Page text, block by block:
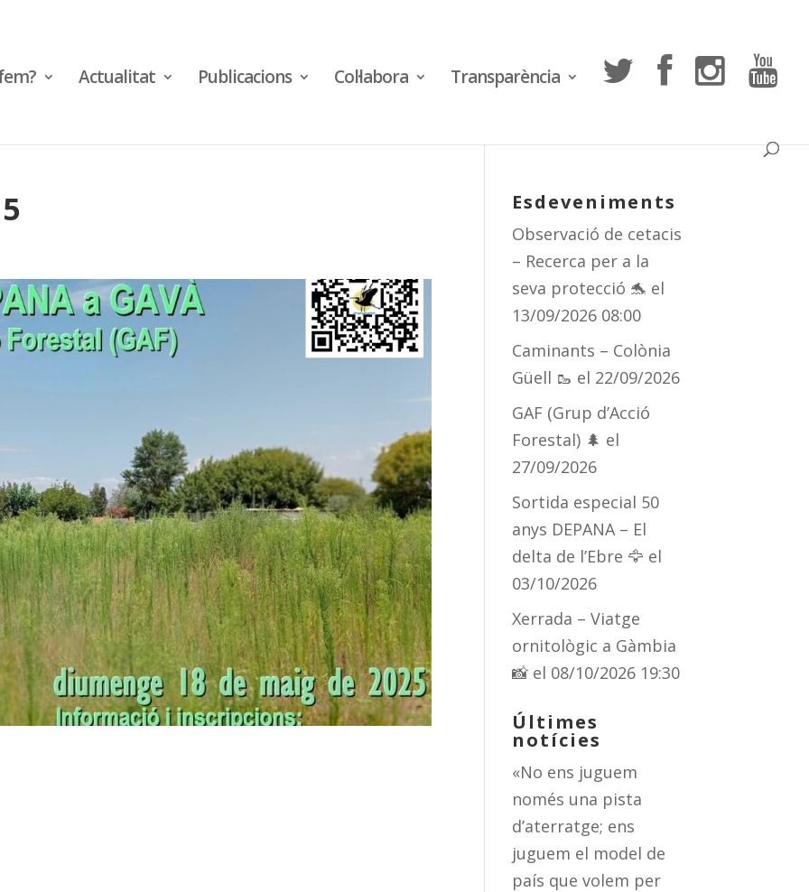
Actualitat Publicacions Col·labora Transparència
Esdeveniments
Observació de cetacis
– Recerca per a la
seva protecció 🐬 el
13/09/2026 08:00
Caminants – Colònia
Güell 🥾 el 22/09/2026
GAF (Grup d’Acció
Forestal) 🌲 el
27/09/2026
Sortida especial 50
anys DEPANA – El
delta de l’Ebre 🦅 el
03/10/2026
Xerrada – Viatge
ornitològic a Gàmbia
📸 el 08/10/2026 19:30
Últimes
notícies
«No ens juguem
només una pista
d’aterratge; ens
juguem el model de
país que volem per